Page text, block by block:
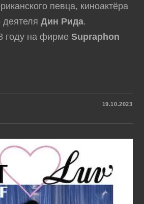
певца, киноактёра
деятеляДин Рида.
году на фирмеSupraphon
19.10.2023